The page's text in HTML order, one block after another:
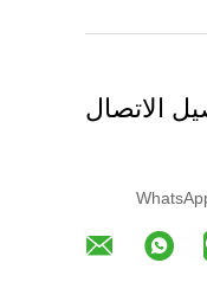
الاتصال